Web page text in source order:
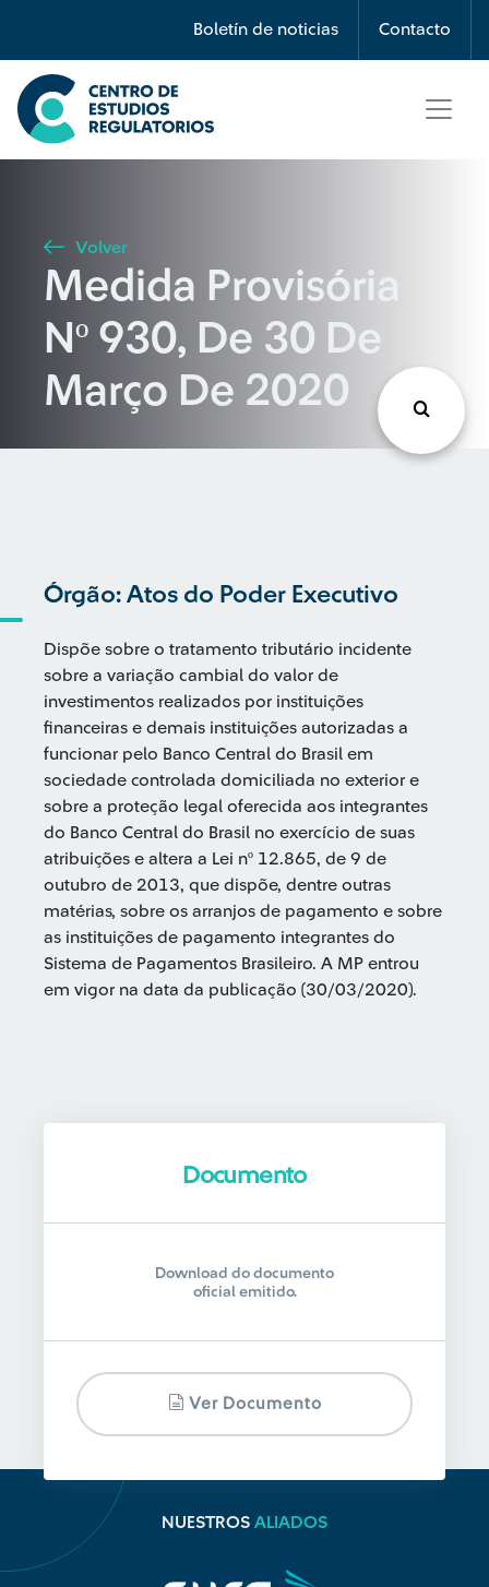
Boletín de noticias Contacto
Búsqueda
Seleccione país
Buscar
Volver
Medida Provisória
Nº 930, De 30 De
Março De 2020
Órgão: Atos do Poder Executivo
Dispõe sobre o tratamento tributário incidente
sobre a variação cambial do valor de
investimentos realizados por instituições
financeiras e demais instituições autorizadas a
funcionar pelo Banco Central do Brasil em
sociedade controlada domiciliada no exterior e
sobre a proteção legal oferecida aos integrantes
do Banco Central do Brasil no exercício de suas
atribuições e altera a Lei nº 12.865, de 9 de
outubro de 2013, que dispõe, dentre outras
matérias, sobre os arranjos de pagamento e sobre
as instituições de pagamento integrantes do
Sistema de Pagamentos Brasileiro. A MP entrou
em vigor na data da publicação (30/03/2020).
Documento
Download do documento
oficial emitido.
Ver Documento
NUESTROS ALIADOS